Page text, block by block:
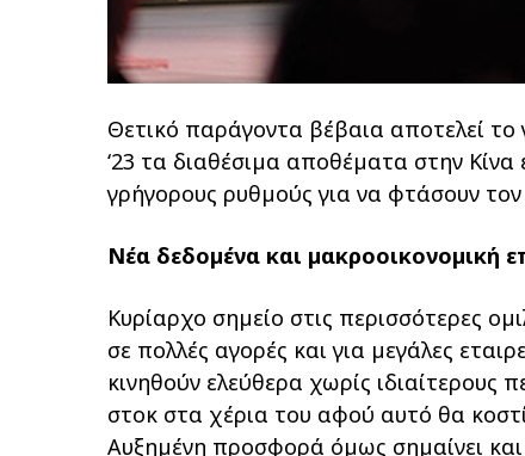
Θετικό παράγοντα βέβαια αποτελεί το
‘23 τα διαθέσιµα αποθέµατα στην
γρήγορους ρυθµούς για να φτάσουν
Νέα δεδοµένα και µακροοικονοµική
Κυρίαρχο σηµείο στις περισσότερες
σε πολλές αγορές και για µεγάλες
κινηθούν ελεύθερα χωρίς
στοκ στα χέρια του αφού αυτό θα
Αυξηµένη προσφορά όµως σηµαίνει